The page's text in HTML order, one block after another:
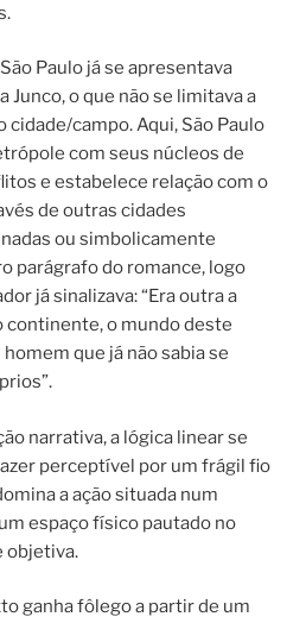
Paulo já se apresentava
Junco, o que não se limitava a
campo. Aqui, São Paulo
com seus núcleos de
e estabelece relação com o
de outras cidades
ou simbolicamente
parágrafo do romance, logo
já sinalizava: “Era outra a
continente, o mundo deste
que já não sabia se
narrativa, a lógica linear se
perceptível por um frágil fio
a ação situada num
espaço físico pautado no
objetiva.
ganha fôlego a partir de um